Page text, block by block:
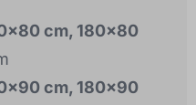
cm, 180x80
cm, 180x90